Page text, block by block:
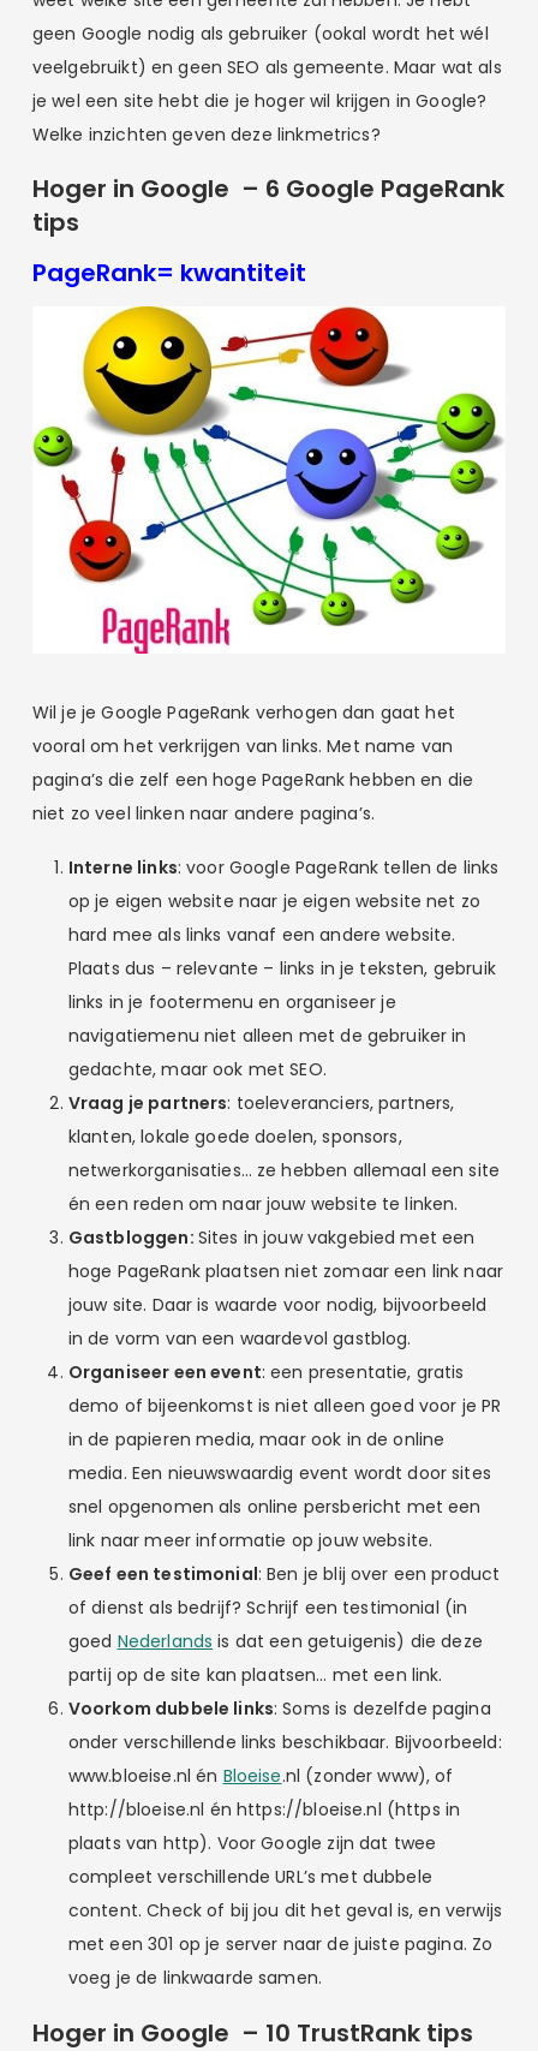
geen Google nodig als gebruiker (ookal wordt het wél
veelgebruikt) en geen SEO als gemeente. Maar wat als
je wel een site hebt die je hoger wil krijgen in Google?
Welke inzichten geven deze linkmetrics?
Hoger in Google – 6 Google PageRank
tips
PageRank= kwantiteit
Wil je je Google PageRank verhogen dan gaat het
vooral om het verkrijgen van links. Met name van
pagina’s die zelf een hoge PageRank hebben en die
niet zo veel linken naar andere pagina’s.
Interne links: voor Google PageRank tellen de links
op je eigen website naar je eigen website net zo
hard mee als links vanaf een andere website.
Plaats dus – relevante – links in je teksten, gebruik
links in je footermenu en organiseer je
navigatiemenu niet alleen met de gebruiker in
gedachte, maar ook met SEO.
Vraag je partners: toeleveranciers, partners,
klanten, lokale goede doelen, sponsors,
netwerkorganisaties… ze hebben allemaal een site
én een reden om naar jouw website te linken.
Gastbloggen: Sites in jouw vakgebied met een
hoge PageRank plaatsen niet zomaar een link naar
jouw site. Daar is waarde voor nodig, bijvoorbeeld
in de vorm van een waardevol gastblog.
Organiseer een event: een presentatie, gratis
demo of bijeenkomst is niet alleen goed voor je PR
in de papieren media, maar ook in de online
media. Een nieuwswaardig event wordt door sites
snel opgenomen als online persbericht met een
link naar meer informatie op jouw website.
Geef een testimonial: Ben je blij over een product
of dienst als bedrijf? Schrijf een testimonial (in
goed Nederlands is dat een getuigenis) die deze
partij op de site kan plaatsen… met een link.
Voorkom dubbele links: Soms is dezelfde pagina
onder verschillende links beschikbaar. Bijvoorbeeld:
www.bloeise.nl én Bloeise.nl (zonder www), of
http://bloeise.nl én https://bloeise.nl (https in
plaats van http). Voor Google zijn dat twee
compleet verschillende URL’s met dubbele
content. Check of bij jou dit het geval is, en verwijs
met een 301 op je server naar de juiste pagina. Zo
voeg je de linkwaarde samen.
Hoger in Google – 10 TrustRank tips